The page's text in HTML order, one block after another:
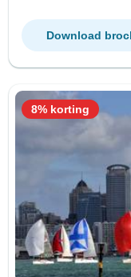
Download
8% korting